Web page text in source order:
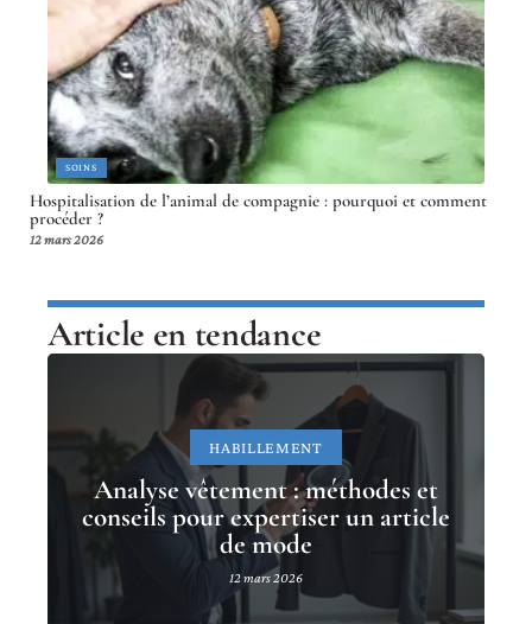
SOINS
Hospitalisation de l’animal de compagnie : pourquoi et comment
procéder ?
12 mars 2026
Article en tendance
HABILLEMENT
Analyse vêtement : méthodes et
conseils pour expertiser un article
de mode
12 mars 2026